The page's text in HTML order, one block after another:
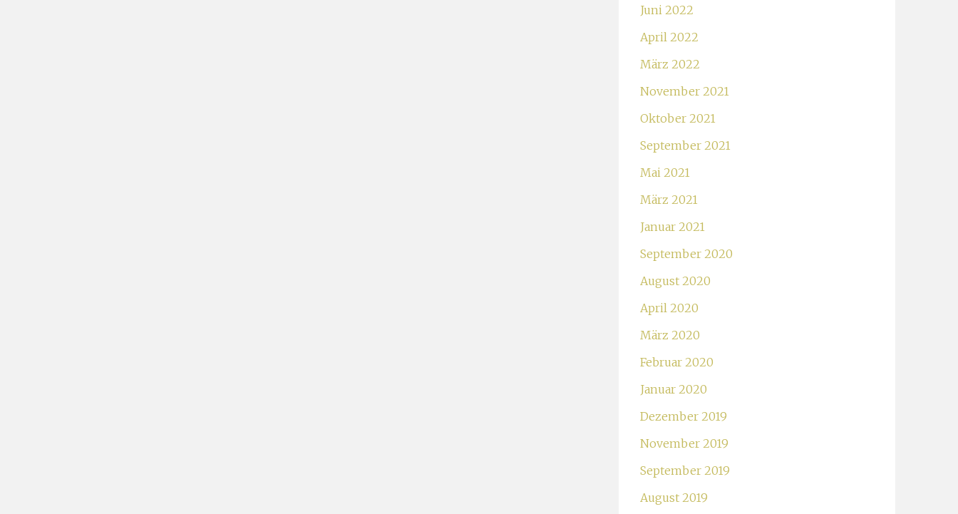
Juni 2022
April 2022
März 2022
November 2021
Oktober 2021
September 2021
Mai 2021
März 2021
Januar 2021
September 2020
August 2020
April 2020
März 2020
Februar 2020
Januar 2020
Dezember 2019
November 2019
September 2019
August 2019